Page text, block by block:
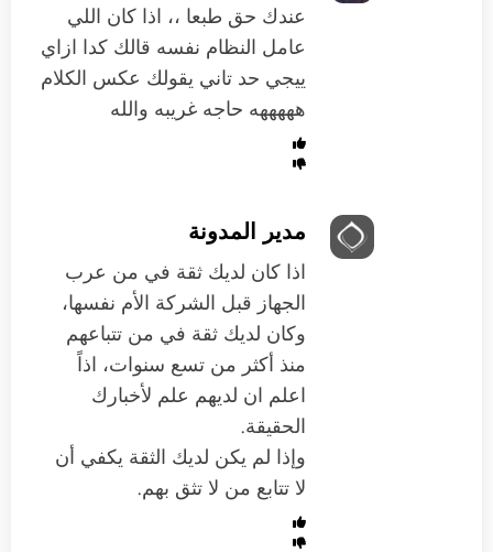
عندك حق طبعا ،، اذا كان اللي
عامل النظام نفسه قالك كدا ازاي
ييجي حد تاني يقولك عكس الكلام
هههههه حاجه غريبه والله
مدير المدونة
اذا كان لديك ثقة في من عرب
الجهاز قبل الشركة الأم نفسها،
وكان لديك ثقة في من تتباعهم
منذ أكثر من تسع سنوات، اذاً
اعلم ان لديهم علم لأخبارك
الحقيقة.
وإذا لم يكن لديك الثقة يكفي أن
لا تتابع من لا تثق بهم.